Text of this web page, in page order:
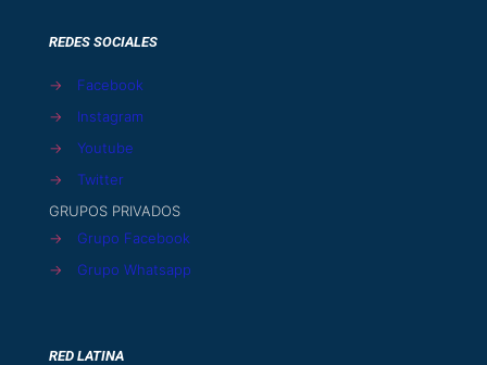
REDES SOCIALES
→
Facebook
→
Instagram
→
Youtube
→
Twitter
GRUPOS PRIVADOS
→
Grupo Facebook
→
Grupo Whatsapp
RED LATINA